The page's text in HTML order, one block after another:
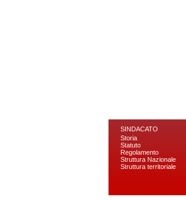
SINDACATO
Storia
Statuto
Regolamento
Struttura Nazionale
Struttura territoriale